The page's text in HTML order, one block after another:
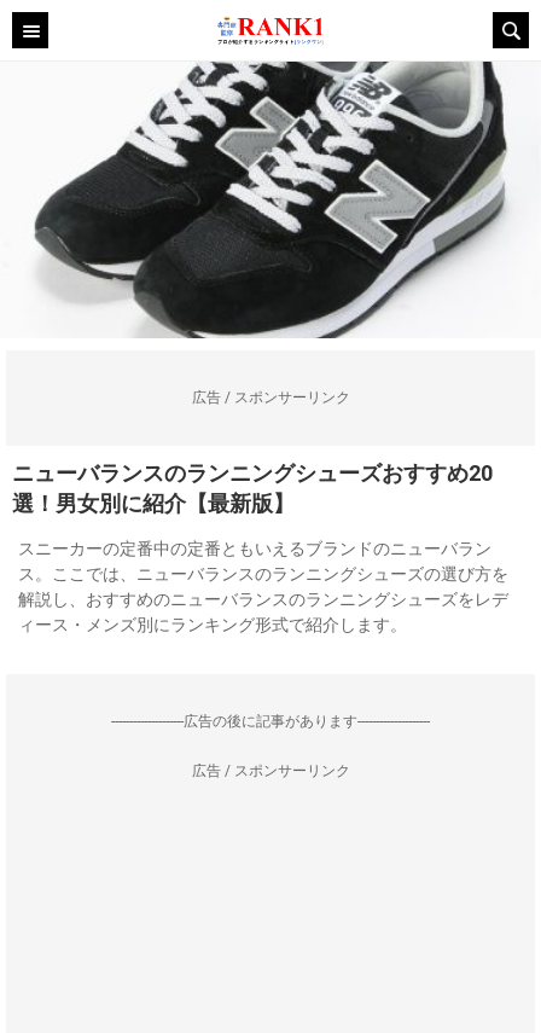
広告 / スポンサーリンク
ニューバランスのランニングシューズおすすめ20
選！男女別に紹介【最新版】
スニーカーの定番中の定番ともいえるブランドのニューバラン
ス。ここでは、ニューバランスのランニングシューズの選び方を
解説し、おすすめのニューバランスのランニングシューズをレデ
ィース・メンズ別にランキング形式で紹介します。
--------------------広告の後に記事があります--------------------
広告 / スポンサーリンク